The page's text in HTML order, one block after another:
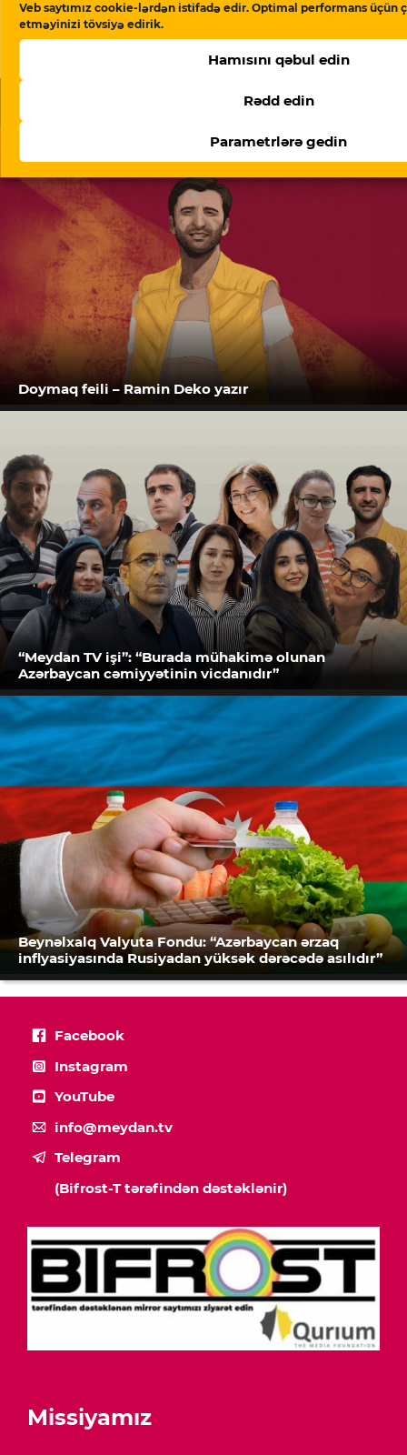
Veb saytımız cookie-lərdən istifadə edir. Optimal performans üçün
etməyinizi tövsiyə edirik.
Hamısını qəbul edin
Rədd edin
Parametrlərə gedin
Doymaq feili – Ramin Deko yazır
“Meydan TV işi”: “Burada mühakimə olunan
Azərbaycan cəmiyyətinin vicdanıdır”
Beynəlxalq Valyuta Fondu: “Azərbaycan ərzaq
inflyasiyasında Rusiyadan yüksək dərəcədə asılıdır”
Facebook
Instagram
YouTube
info@meydan.tv
Telegram
(Bifrost-T tərəfindən dəstəklənir)
Missiyamız